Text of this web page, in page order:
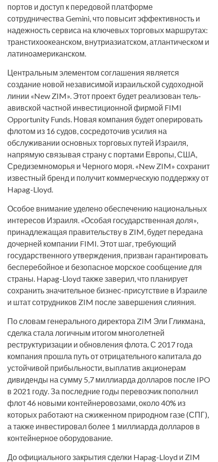
портов и доступ к передовой платформе
сотрудничества Gemini, что повысит эффективность и
надежность сервиса на ключевых торговых маршрутах:
транстихоокеанском, внутриазиатском, атлантическом и
латиноамериканском.
Центральным элементом соглашения является
создание новой независимой израильской судоходной
линии «New ZIM». Этот проект будет реализован тель-
авивской частной инвестиционной фирмой FIMI
Opportunity Funds. Новая компания будет оперировать
флотом из 16 судов, сосредоточив усилия на
обслуживании основных торговых путей Израиля,
напрямую связывая страну с портами Европы, США,
Средиземноморья и Черного моря. «New ZIM» сохранит
известный бренд и получит коммерческую поддержку от
Hapag-Lloyd.
Особое внимание уделено обеспечению национальных
интересов Израиля. «Особая государственная доля»,
принадлежащая правительству в ZIM, будет передана
дочерней компании FIMI. Этот шаг, требующий
государственного утверждения, призван гарантировать
бесперебойное и безопасное морское сообщение для
страны. Hapag-Lloyd также заверил, что планирует
сохранить значительное бизнес-присутствие в Израиле
и штат сотрудников ZIM после завершения слияния.
По словам генерального директора ZIM Эли Гликмана,
сделка стала логичным итогом многолетней
реструктуризации и обновления флота. С 2017 года
компания прошла путь от отрицательного капитала до
устойчивой прибыльности, выплатив акционерам
дивиденды на сумму 5,7 миллиарда долларов после IPO
в 2021 году. За последние годы перевозчик пополнил
флот 46 новыми контейнеровозами, около 40% из
которых работают на сжиженном природном газе (СПГ),
а также инвестировал более 1 миллиарда долларов в
контейнерное оборудование.
До официального закрытия сделки Hapag-Lloyd и ZIM